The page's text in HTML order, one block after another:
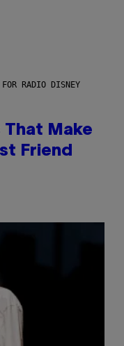
RADIO DISNEY
That Make
Friend